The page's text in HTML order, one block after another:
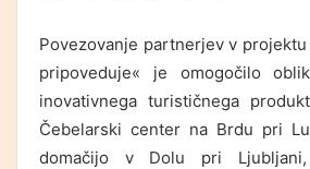
Povezovanje partnerjev v
pripoveduje« je omogočilo
inovativnega turističnega
Čebelarski center na Brdu pri
domačijo v Dolu pri